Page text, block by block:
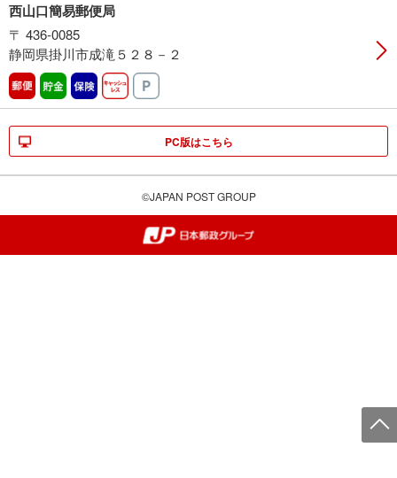
西山口簡易郵便局
〒 436-0085
静岡県掛川市成滝５２８－２
郵便 貯金 保険 キャッシュレス
PC版はこちら
©JAPAN POST GROUP